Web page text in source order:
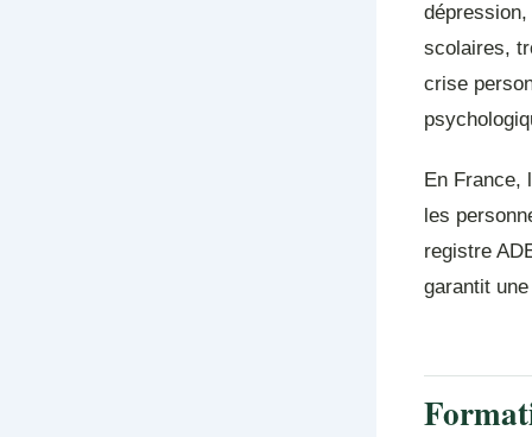
scolaires,
crise
En France,
les
registre
garantit